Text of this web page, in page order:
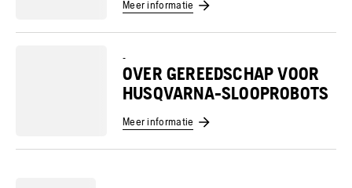
Meer informatie
-
OVER GEREEDSCHAP VOOR
HUSQVARNA-SLOOPROBOTS
Meer informatie